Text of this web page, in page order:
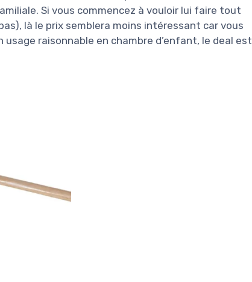
Si vous commencez à vouloir lui faire tout
là le prix semblera moins intéressant car vous
raisonnable en chambre d’enfant, le deal est